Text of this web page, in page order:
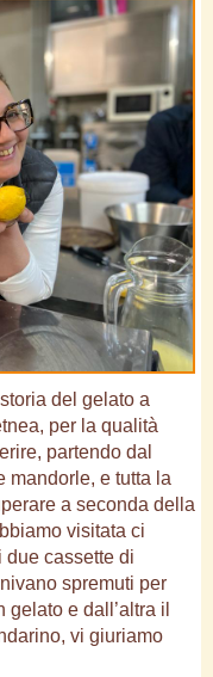
del gelato a
per la qualità
partendo dal
mandorle, e tutta la
a seconda della
visitata ci
due cassette di
spremuti per
e dall’altra il
vi giuriamo